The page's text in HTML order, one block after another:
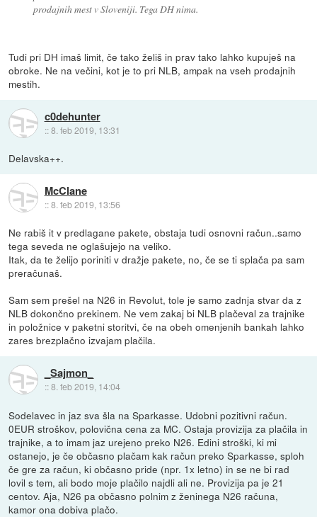
prodajnih mest v Sloveniji. Tega DH nima.
Tudi pri DH imaš limit, če tako želiš in prav tako lahko kupuješ na
obroke. Ne na večini, kot je to pri NLB, ampak na vseh prodajnih
mestih.
c0dehunter
::8. feb 2019, 13:31
Delavska++.
McClane
::8. feb 2019, 13:56
Ne rabiš it v predlagane pakete, obstaja tudi osnovni račun..samo
tega seveda ne oglašujejo na veliko.
Itak, da te želijo poriniti v dražje pakete, no, če se ti splača pa sam
preračunaš.
Sam sem prešel na N26 in Revolut, tole je samo zadnja stvar da z
NLB dokončno prekinem. Ne vem zakaj bi NLB plačeval za trajnike
in položnice v paketni storitvi, če na obeh omenjenih bankah lahko
zares brezplačno izvajam plačila.
_Sajmon_
::8. feb 2019, 14:04
Sodelavec in jaz sva šla na Sparkasse. Udobni pozitivni račun.
0EUR stroškov, polovična cena za MC. Ostaja provizija za plačila in
trajnike, a to imam jaz urejeno preko N26. Edini stroški, ki mi
ostanejo, je če občasno plačam kak račun preko Sparkasse, sploh
če gre za račun, ki občasno pride (npr. 1x letno) in se ne bi rad
lovil s tem, ali bodo moje plačilo najdli ali ne. Provizija pa je 21
centov. Aja, N26 pa občasno polnim z ženinega N26 računa,
kamor ona dobiva plačo.